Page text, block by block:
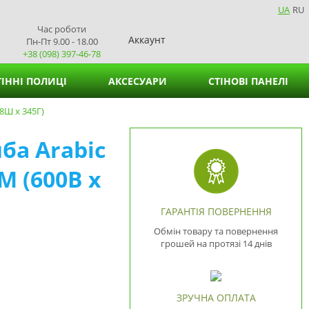
UA RU
Час роботи
Пн-Пт 9.00 - 18.00
+38 (098) 397-46-78
Аккаунт
ПОЛИЦІ АКСЕСУАРИ
Підставки для серветок
СТІНОВІ ПАНЕЛІ
х 345Г)
Arabic
(600В х
ГАРАНТІЯ ПОВЕРНЕННЯ
Обмін товару та повернення
грошей на протязі 14 днів
ЗРУЧНА ОПЛАТА